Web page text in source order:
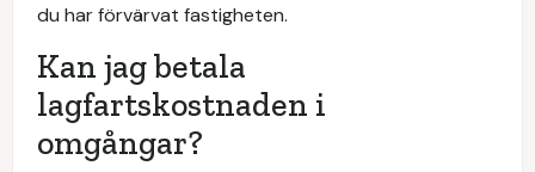
du har förvärvat fastigheten.
Kan jag betala
lagfartskostnaden i
omgångar?